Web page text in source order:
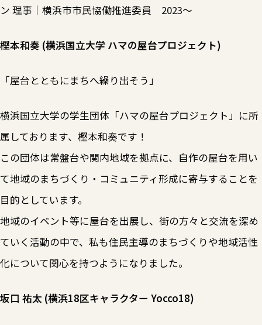
ン 理事｜横浜市市民協働推進委員 2023〜
樫本和奏 (横浜国立大学 ハマの屋台プロジェクト)
「屋台とともにまちへ繰り出そう」
横浜国立大学の学生団体「ハマの屋台プロジェクト」に所
属しております、樫本和奏です！
この団体は常盤台や関内地域を拠点に、自作の屋台を用い
て地域のまちづくり・コミュニティ形成に寄与することを
目的としています。
地域のイベント等に屋台を出展し、街の方々と交流を深め
ていく活動の中で、私も住民主導のまちづくりや地域活性
化について関心を持つようになりました。
坂口 祐太 (横浜18区キャラクター Yocco18)